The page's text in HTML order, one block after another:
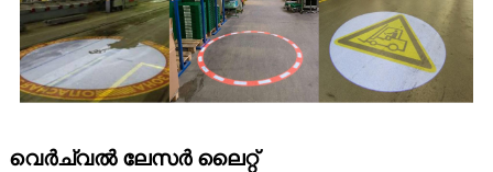
വെർച്വൽ ലേസർ ലൈറ്റ്